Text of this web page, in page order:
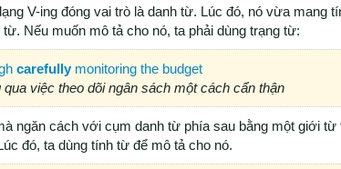
V-ing đóng vai trò là danh từ. Lúc đó, nó vừa mang
từ. Nếu muốn mô tả cho nó, ta phải dùng trạng từ:
carefullymonitoring the budget
qua việc theo dõi ngân sách một cách cẩn thận
ngăn cách với cụm danh từ phía sau bằng một giới
đó, ta dùng tính từ để mô tả cho nó.